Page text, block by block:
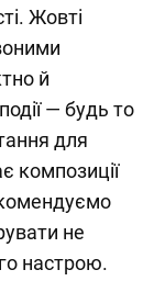
Жовті
й
— будь то
для
композиції
не
настрою.